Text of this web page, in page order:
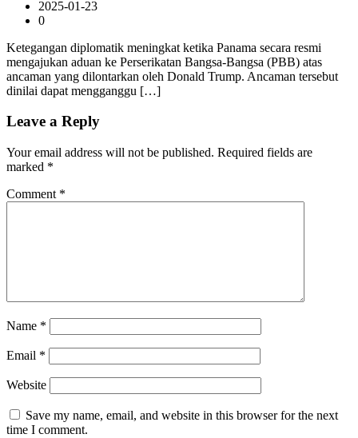
2025-01-23
0
Ketegangan diplomatik meningkat ketika Panama secara resmi
mengajukan aduan ke Perserikatan Bangsa-Bangsa (PBB) atas
ancaman yang dilontarkan oleh Donald Trump. Ancaman tersebut
dinilai dapat mengganggu […]
Leave a Reply
Your email address will not be published. Required fields are
marked *
Comment *
Name *
Email *
Website
Save my name, email, and website in this browser for the next
time I comment.